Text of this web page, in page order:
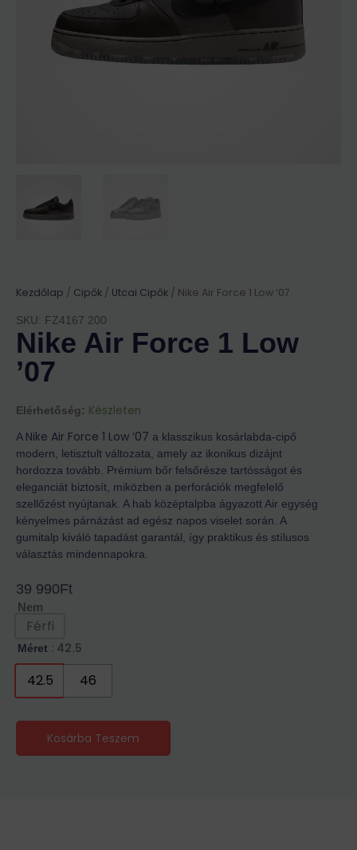
Kezdőlap / Cipők / Utcai Cipők / Nike Air Force 1 Low ’07
SKU: FZ4167 200
Nike Air Force 1 Low
’07
Elérhetőség: Készleten
A Nike Air Force 1 Low ’07 a klasszikus kosárlabda-cipő
modern, letisztult változata, amely az ikonikus dizájnt
hordozza tovább. Prémium bőr felsőrésze tartósságot és
eleganciát biztosít, miközben a perforációk megfelelő
szellőzést nyújtanak. A hab középtalpba ágyazott Air egység
kényelmes párnázást ad egész napos viselet során. A
gumitalp kiváló tapadást garantál, így praktikus és stílusos
választás mindennapokra.
39 990Ft
Nem
Férfi
Méret : 42.5
42.5 46
Kosárba Teszem